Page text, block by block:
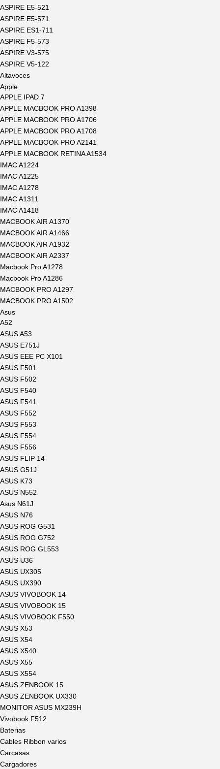
ASPIRE E5-521
ASPIRE E5-571
ASPIRE ES1-711
ASPIRE F5-573
ASPIRE V3-575
ASPIRE V5-122
Altavoces
Apple
APPLE IPAD 7
APPLE MACBOOK PRO A1398
APPLE MACBOOK PRO A1706
APPLE MACBOOK PRO A1708
APPLE MACBOOK PRO A2141
APPLE MACBOOK RETINA A1534
IMAC A1224
IMAC A1225
IMAC A1278
IMAC A1311
IMAC A1418
MACBOOK AIR A1370
MACBOOK AIR A1466
MACBOOK AIR A1932
MACBOOK AIR A2337
Macbook Pro A1278
Macbook Pro A1286
MACBOOK PRO A1297
MACBOOK PRO A1502
Asus
A52
ASUS A53
ASUS E751J
ASUS EEE PC X101
ASUS F501
ASUS F502
ASUS F540
ASUS F541
ASUS F552
ASUS F553
ASUS F554
ASUS F556
ASUS FLIP 14
ASUS G51J
ASUS K73
ASUS N552
Asus N61J
ASUS N76
ASUS ROG G531
ASUS ROG G752
ASUS ROG GL553
ASUS U36
ASUS UX305
ASUS UX390
ASUS VIVOBOOK 14
ASUS VIVOBOOK 15
ASUS VIVOBOOK F550
ASUS X53
ASUS X54
ASUS X540
ASUS X55
ASUS X554
ASUS ZENBOOK 15
ASUS ZENBOOK UX330
MONITOR ASUS MX239H
Vivobook F512
Baterias
Cables Ribbon varios
Carcasas
Cargadores